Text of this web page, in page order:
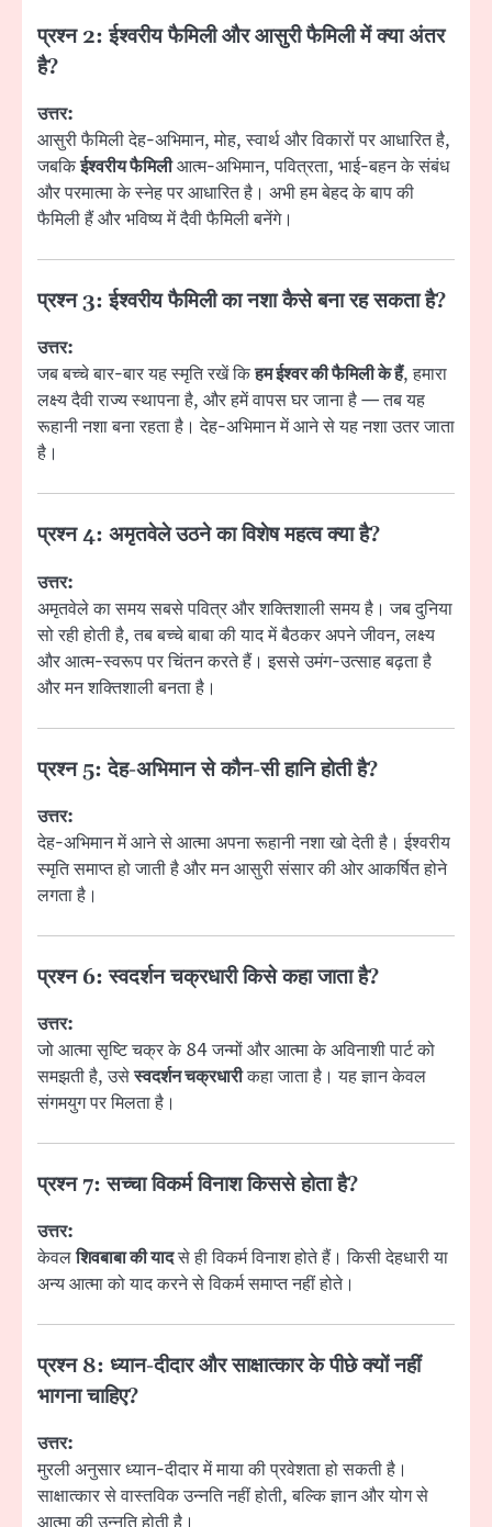
प्रश्न 2: ईश्वरीय फैमिली और आसुरी फैमिली में क्या अंतर
है?
उत्तर:
आसुरी फैमिली देह-अभिमान, मोह, स्वार्थ और विकारों पर आधारित है,
जबकिईश्वरीय फैमिलीआत्म-अभिमान, पवित्रता, भाई-बहन के संबंध
और परमात्मा के स्नेह पर आधारित है। अभी हम बेहद के बाप की
फैमिली हैं और भविष्य में दैवी फैमिली बनेंगे।
प्रश्न 3: ईश्वरीय फैमिली का नशा कैसे बना रह सकता है?
उत्तर:
जब बच्चे बार-बार यह स्मृति रखें किहम ईश्वर की फैमिली के हैं, हमारा
लक्ष्य दैवी राज्य स्थापना है, और हमें वापस घर जाना है — तब यह
रूहानी नशा बना रहता है। देह-अभिमान में आने से यह नशा उतर जाता
है।
प्रश्न 4: अमृतवेले उठने का विशेष महत्व क्या है?
उत्तर:
अमृतवेले का समय सबसे पवित्र और शक्तिशाली समय है। जब दुनिया
सो रही होती है, तब बच्चे बाबा की याद में बैठकर अपने जीवन, लक्ष्य
और आत्म-स्वरूप पर चिंतन करते हैं। इससे उमंग-उत्साह बढ़ता है
और मन शक्तिशाली बनता है।
प्रश्न 5: देह-अभिमान से कौन-सी हानि होती है?
उत्तर:
देह-अभिमान में आने से आत्मा अपना रूहानी नशा खो देती है। ईश्वरीय
स्मृति समाप्त हो जाती है और मन आसुरी संसार की ओर आकर्षित होने
लगता है।
प्रश्न 6: स्वदर्शन चक्रधारी किसे कहा जाता है?
उत्तर:
जो आत्मा सृष्टि चक्र के 84 जन्मों और आत्मा के अविनाशी पार्ट को
समझती है, उसेस्वदर्शन चक्रधारीकहा जाता है। यह ज्ञान केवल
संगमयुग पर मिलता है।
प्रश्न 7: सच्चा विकर्म विनाश किससे होता है?
उत्तर:
केवलशिवबाबा की यादसे ही विकर्म विनाश होते हैं। किसी देहधारी या
अन्य आत्मा को याद करने से विकर्म समाप्त नहीं होते।
प्रश्न 8: ध्यान-दीदार और साक्षात्कार के पीछे क्यों नहीं
भागना चाहिए?
उत्तर:
मुरली अनुसार ध्यान-दीदार में माया की प्रवेशता हो सकती है।
साक्षात्कार से वास्तविक उन्नति नहीं होती, बल्कि ज्ञान और योग से